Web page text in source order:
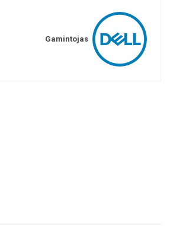
Gamintojas